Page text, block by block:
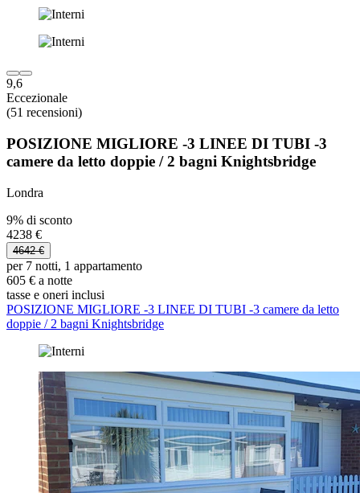
9,6
Eccezionale
(51 recensioni)
POSIZIONE MIGLIORE -3 LINEE DI TUBI -3
camere da letto doppie / 2 bagni Knightsbridge
Londra
9% di sconto
4238 €
4642 €
per 7 notti, 1 appartamento
605 € a notte
tasse e oneri inclusi
POSIZIONE MIGLIORE -3 LINEE DI TUBI -3 camere da letto
doppie / 2 bagni Knightsbridge